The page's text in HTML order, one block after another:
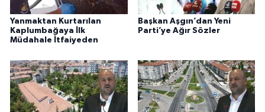
Yanmaktan Kurtarılan
Kaplumbağaya İlk
Müdahale İtfaiyeden
Başkan Aşgın’dan Yeni
Parti’ye Ağır Sözler